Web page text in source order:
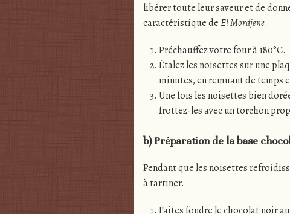
libérer toute leur saveur et de
caractéristique deEl Mordjene.
Préchauffez votre four à 180°C.
Étalez les noisettes sur une
minutes, en remuant de temps
Une fois les noisettes bien
frottez-les avec un torchon
b) Préparation de la base
Pendant que les noisettes
à tartiner.
Faites fondre le chocolat noir